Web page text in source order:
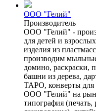
ООО "Гелий"
Производитель
ООО "Гелий" -
для детей и
изделия из
производим
домино, раскраски,
башни из дерева,
ТАРО, конверты для
ООО "Гелий" на
типография (печать,